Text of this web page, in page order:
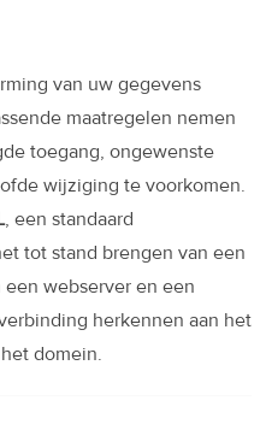
van uw gegevens
maatregelen nemen
toegang, ongewenste
wijziging te voorkomen.
, een standaard
tot stand brengen van een
webserver en een
herkennen aan het
domein.